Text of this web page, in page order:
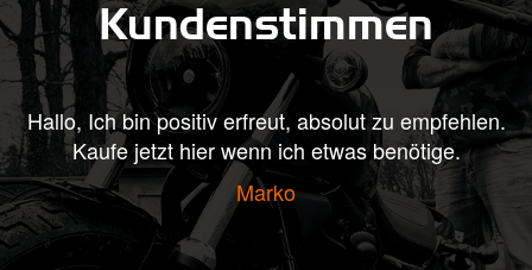
Kundenstimmen
Hallo, Ich bin positiv erfreut, absolut zu empfehlen.
Kaufe jetzt hier wenn ich etwas benötige.
Marko